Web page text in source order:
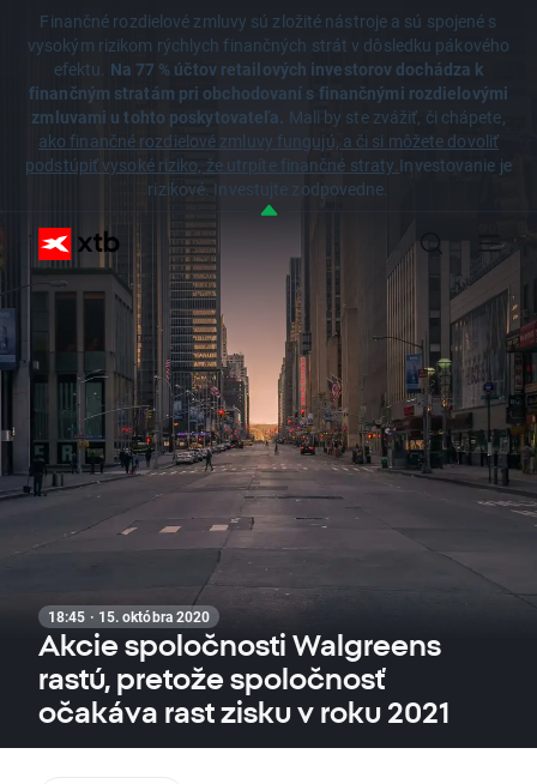
Finančné rozdielové zmluvy sú zložité nástroje a sú spojené s
vysokým rizikom rýchlych finančných strát v dôsledku pákového
efektu. Na 77 % účtov retailových investorov dochádza k
finančným stratám pri obchodovaní s finančnými rozdielovými
zmluvami u tohto poskytovateľa. Mali by ste zvážiť, či chápete,
ako finančné rozdielové zmluvy fungujú, a či si môžete dovoliť
podstúpiť vysoké riziko, že utrpíte finančné straty.Investovanie je
rizikové. Investujte zodpovedne.
18:45 · 15. októbra 2020
Akcie spoločnosti Walgreens
rastú, pretože spoločnosť
očakáva rast zisku v roku 2021